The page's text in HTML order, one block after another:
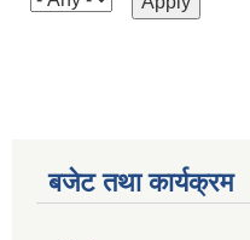
बजेट तथा कार्यक्रम